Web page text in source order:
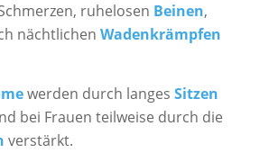
ruhelosen Beinen,
nächtlichen Wadenkrämpfen
werden durch langes Sitzen
bei Frauen teilweise durch die
verstärkt.